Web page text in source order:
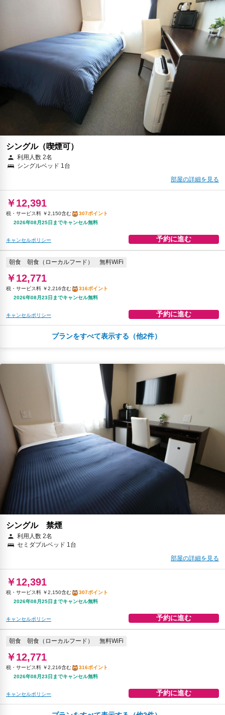
シングル（喫煙可）
利用人数 2名
シングルベッド 1台
部屋の詳細を見る
￥12,391
税・サービス料 ￥2,150含む
307ポイント
2026年08月25日までキャンセル無料
キャンセルポリシー 予約に進む
朝食 朝食（ローカルフード） 無料WiFi
￥12,771
税・サービス料 ￥2,216含む
316ポイント
2026年08月23日までキャンセル無料
キャンセルポリシー 予約に進む
予約に進む
朝食（ローカルフード） 無料WiFi
￥14,214
税・サービス料 ￥2,467含む
352ポイント
返金不可
キャンセルポリシー 予約に進む
プランをすべて表示する（他2件）
シングル 禁煙
利用人数 2名
セミダブルベッド 1台
部屋の詳細を見る
￥12,391
税・サービス料 ￥2,150含む
307ポイント
2026年08月25日までキャンセル無料
キャンセルポリシー 予約に進む
朝食 朝食（ローカルフード） 無料WiFi
￥12,771
税・サービス料 ￥2,216含む
316ポイント
2026年08月23日までキャンセル無料
キャンセルポリシー 予約に進む